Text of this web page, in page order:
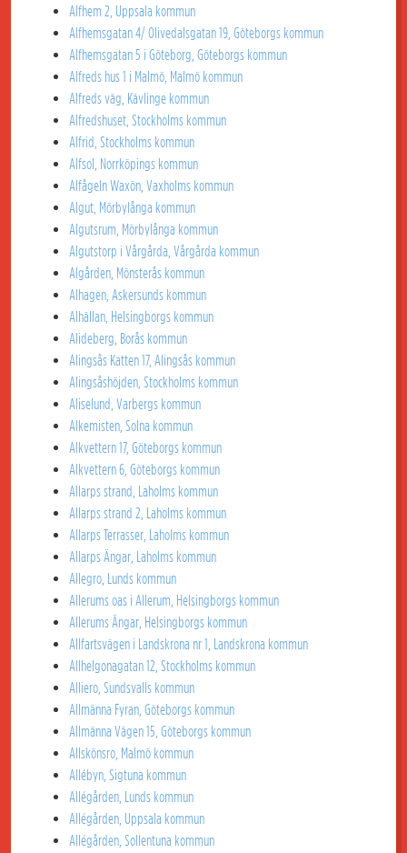
Alfhem 2, Uppsala kommun
Alfhemsgatan 4/ Olivedalsgatan 19, Göteborgs kommun
Alfhemsgatan 5 i Göteborg, Göteborgs kommun
Alfreds hus 1 i Malmö, Malmö kommun
Alfreds väg, Kävlinge kommun
Alfredshuset, Stockholms kommun
Alfrid, Stockholms kommun
Alfsol, Norrköpings kommun
Alfågeln Waxön, Vaxholms kommun
Algut, Mörbylånga kommun
Algutsrum, Mörbylånga kommun
Algutstorp i Vårgårda, Vårgårda kommun
Algården, Mönsterås kommun
Alhagen, Askersunds kommun
Alhällan, Helsingborgs kommun
Alideberg, Borås kommun
Alingsås Katten 17, Alingsås kommun
Alingsåshöjden, Stockholms kommun
Aliselund, Varbergs kommun
Alkemisten, Solna kommun
Alkvettern 17, Göteborgs kommun
Alkvettern 6, Göteborgs kommun
Allarps strand, Laholms kommun
Allarps strand 2, Laholms kommun
Allarps Terrasser, Laholms kommun
Allarps Ängar, Laholms kommun
Allegro, Lunds kommun
Allerums oas i Allerum, Helsingborgs kommun
Allerums Ängar, Helsingborgs kommun
Allfartsvägen i Landskrona nr 1, Landskrona kommun
Allhelgonagatan 12, Stockholms kommun
Alliero, Sundsvalls kommun
Allmänna Fyran, Göteborgs kommun
Allmänna Vägen 15, Göteborgs kommun
Allskönsro, Malmö kommun
Allébyn, Sigtuna kommun
Allégården, Lunds kommun
Allégården, Uppsala kommun
Allégården, Sollentuna kommun